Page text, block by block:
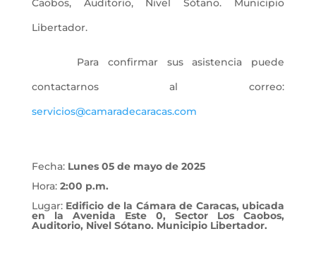
Caobos, Auditorio, Nivel Sótano. Municipio
Libertador.
Para confirmar sus asistencia puede
contactarnos al correo:
servicios@camaradecaracas.com
Fecha:Lunes 05 de mayo de 2025
Hora: 2:00 p.m.
Lugar: Edificio de la Cámara de Caracas, ubicada
en la Avenida Este 0, Sector Los Caobos,
Auditorio, Nivel Sótano. Municipio Libertador.